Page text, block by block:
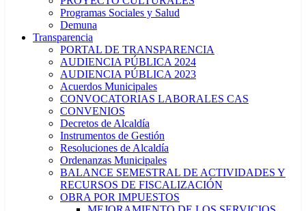
Programas Sociales y Salud
Demuna
Transparencia
PORTAL DE TRANSPARENCIA
AUDIENCIA PÚBLICA 2024
AUDIENCIA PÚBLICA 2023
Acuerdos Municipales
CONVOCATORIAS LABORALES CAS
CONVENIOS
Decretos de Alcaldía
Instrumentos de Gestión
Resoluciones de Alcaldía
Ordenanzas Municipales
BALANCE SEMESTRAL DE ACTIVIDADES Y
RECURSOS DE FISCALIZACIÓN
OBRA POR IMPUESTOS